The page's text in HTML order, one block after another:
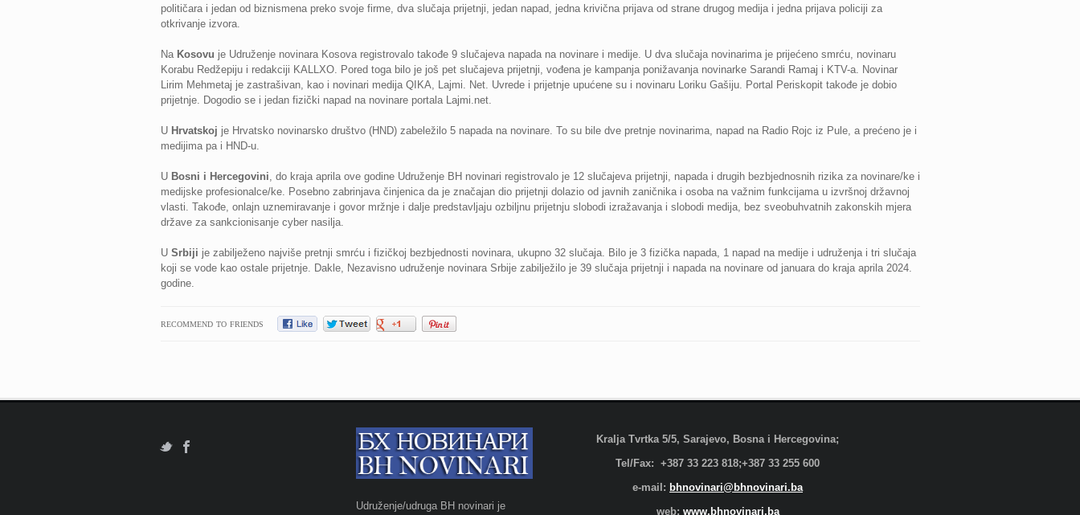
političara i jedan od biznismena preko svoje firme, dva slučaja prijetnji, jedan napad, jedna krivična prijava od strane drugog medija i jedna prijava policiji za
otkrivanje izvora.
Na Kosovu je Udruženje novinara Kosova registrovalo takođe 9 slučajeva napada na novinare i medije. U dva slučaja novinarima je prijećeno smrću, novinaru
Korabu Redžepiju i redakciji KALLXO. Pored toga bilo je još pet slučajeva prijetnji, vođena je kampanja ponižavanja novinarke Sarandi Ramaj i KTV-a. Novinar
Lirim Mehmetaj je zastrašivan, kao i novinari medija QIKA, Lajmi. Net. Uvrede i prijetnje upućene su i novinaru Loriku Gašiju. Portal Periskopit takođe je dobio
prijetnje. Dogodio se i jedan fizički napad na novinare portala Lajmi.net.
U Hrvatskoj je Hrvatsko novinarsko društvo (HND) zabeležilo 5 napada na novinare. To su bile dve pretnje novinarima, napad na Radio Rojc iz Pule, a prećeno je i
medijima pa i HND-u.
U Bosni i Hercegovini, do kraja aprila ove godine Udruženje BH novinari registrovalo je 12 slučajeva prijetnji, napada i drugih bezbjednosnih rizika za novinare/ke i
medijske profesionalce/ke. Posebno zabrinjava činjenica da je značajan dio prijetnji dolazio od javnih zaničnika i osoba na važnim funkcijama u izvršnoj državnoj
vlasti. Takođe, onlajn uznemiravanje i govor mržnje i dalje predstavljaju ozbiljnu prijetnju slobodi izražavanja i slobodi medija, bez sveobuhvatnih zakonskih mjera
države za sankcionisanje cyber nasilja.
U Srbiji je zabilježeno najviše pretnji smrću i fizičkoj bezbjednosti novinara, ukupno 32 slučaja. Bilo je 3 fizička napada, 1 napad na medije i udruženja i tri slučaja
koji se vode kao ostale prijetnje. Dakle, Nezavisno udruženje novinara Srbije zabilježilo je 39 slučaja prijetnji i napada na novinare od januara do kraja aprila 2024.
godine.
RECOMMEND TO FRIENDS
Udruženje/udruga BH novinari je
Kralja Tvrtka 5/5, Sarajevo, Bosna i Hercegovina;
Tel/Fax: +387 33 223 818;+387 33 255 600
e-mail: bhnovinari@bhnovinari.ba
web: www.bhnovinari.ba